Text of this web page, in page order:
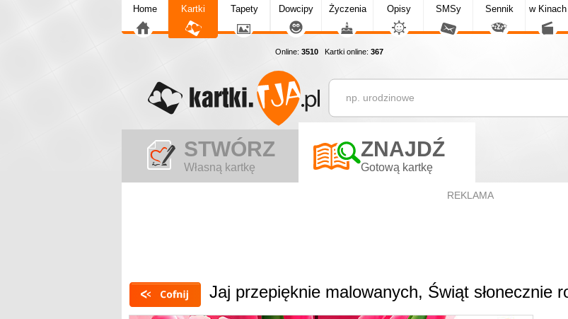
Home Kartki Tapety Dowcipy Życzenia Opisy SMSy Sennik w Kinach
Online: 3510 Kartki online: 367
STWÓRZ
Własną kartkę
ZNAJDŹ
Gotową kartkę
REKLAMA
Jaj przepięknie malowanych, Świąt słonecznie